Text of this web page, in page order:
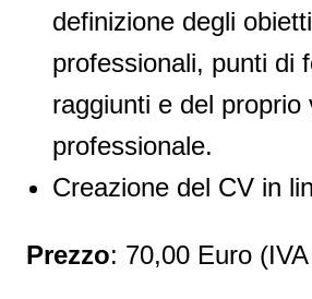
definizione degli
professionali, punti di
raggiunti e del proprio
professionale.
Creazione del CV in
Prezzo: 70,00 Euro